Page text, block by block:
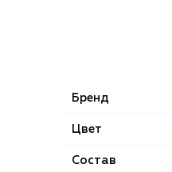
Бренд
Цвет
Состав